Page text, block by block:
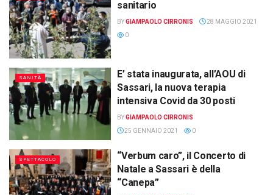
sanitario
BYGIAMPAOLO CIRRONIS
28 MAGGIO 2021
0
SANITÀ
E’ stata inaugurata, all’AOU di
Sassari, la nuova terapia
intensiva Covid da 30 posti
BYGIAMPAOLO CIRRONIS
25 GENNAIO 2021
0
SPETTACOLO
“Verbum caro”, il Concerto di
Natale a Sassari è della
“Canepa”